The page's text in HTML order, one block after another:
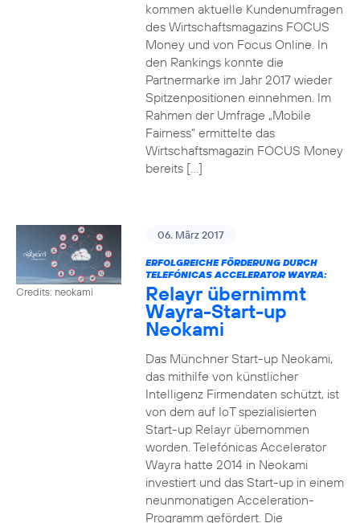
kommen aktuelle Kundenumfragen
des Wirtschaftsmagazins FOCUS
Money und von Focus Online. In
den Rankings konnte die
Partnermarke im Jahr 2017 wieder
Spitzenpositionen einnehmen. Im
Rahmen der Umfrage „Mobile
Fairness“ ermittelte das
Wirtschaftsmagazin FOCUS Money
bereits […]
Credits: neokami
06. März 2017
ERFOLGREICHE FÖRDERUNG DURCH
TELEFÓNICAS ACCELERATOR WAYRA:
Relayr übernimmt
Wayra-Start-up
Neokami
Das Münchner Start-up Neokami,
das mithilfe von künstlicher
Intelligenz Firmendaten schützt, ist
von dem auf IoT spezialisierten
Start-up Relayr übernommen
worden. Telefónicas Accelerator
Wayra hatte 2014 in Neokami
investiert und das Start-up in einem
neunmonatigen Acceleration-
Programm gefördert. Die